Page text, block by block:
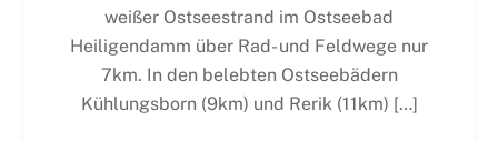
weißer Ostseestrand im Ostseebad
Heiligendamm über Rad- und Feldwege nur
7km. In den belebten Ostseebädern
Kühlungsborn (9km) und Rerik (11km) […]